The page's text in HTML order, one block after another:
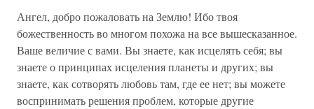
Ангел, добро пожаловать на Землю! Ибо твоя
божественность во многом похожа на все вышесказанное.
Ваше величие с вами. Вы знаете, как исцелять себя; вы
знаете о принципах исцеления планеты и других; вы
знаете, как сотворять любовь там, где ее нет; вы можете
воспринимать решения проблем, которые другие